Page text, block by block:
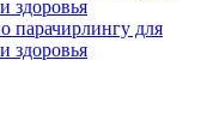
парачирлингу для
здоровья